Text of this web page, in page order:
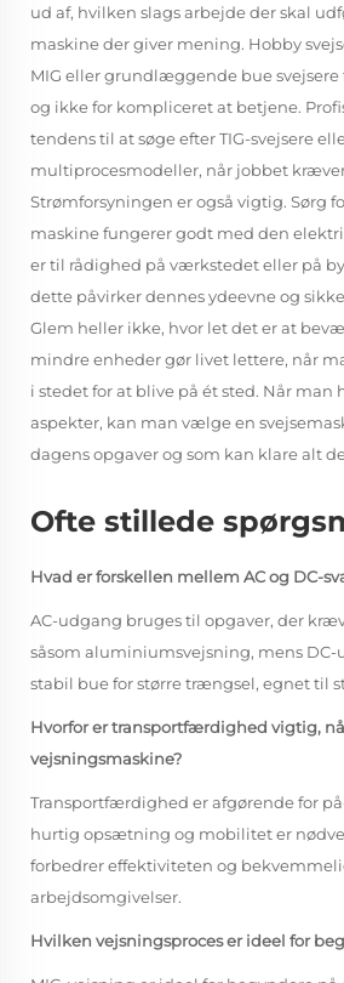
ud af, hvilken slags arbejde der skal
maskine der giver mening. Hobby
MIG eller grundlæggende bue svejsere
og ikke for kompliceret at betjene.
tendens til at søge efter TIG-svejsere
multiprocesmodeller, når jobbet
Strømforsyningen er også vigtig. Sørg
maskine fungerer godt med den
er til rådighed på værkstedet eller på
dette påvirker dennes ydeevne og
Glem heller ikke, hvor let det er at
mindre enheder gør livet lettere, når
i stedet for at blive på ét sted. Når man
aspekter, kan man vælge en
dagens opgaver og som kan klare alt
Ofte stillede
Hvad er forskellen mellem AC og DC-
AC-udgang bruges til opgaver, der
såsom aluminiumsvejsning, mens DC-
stabil bue for større trængsel, egnet til
Hvorfor er transportfærdighed vigtig,
vejsningsmaskine?
Transportfærdighed er afgørende for
hurtig opsætning og mobilitet er
forbedrer effektiviteten og
arbejdsomgivelser.
Hvilken vejsningsproces er ideel for